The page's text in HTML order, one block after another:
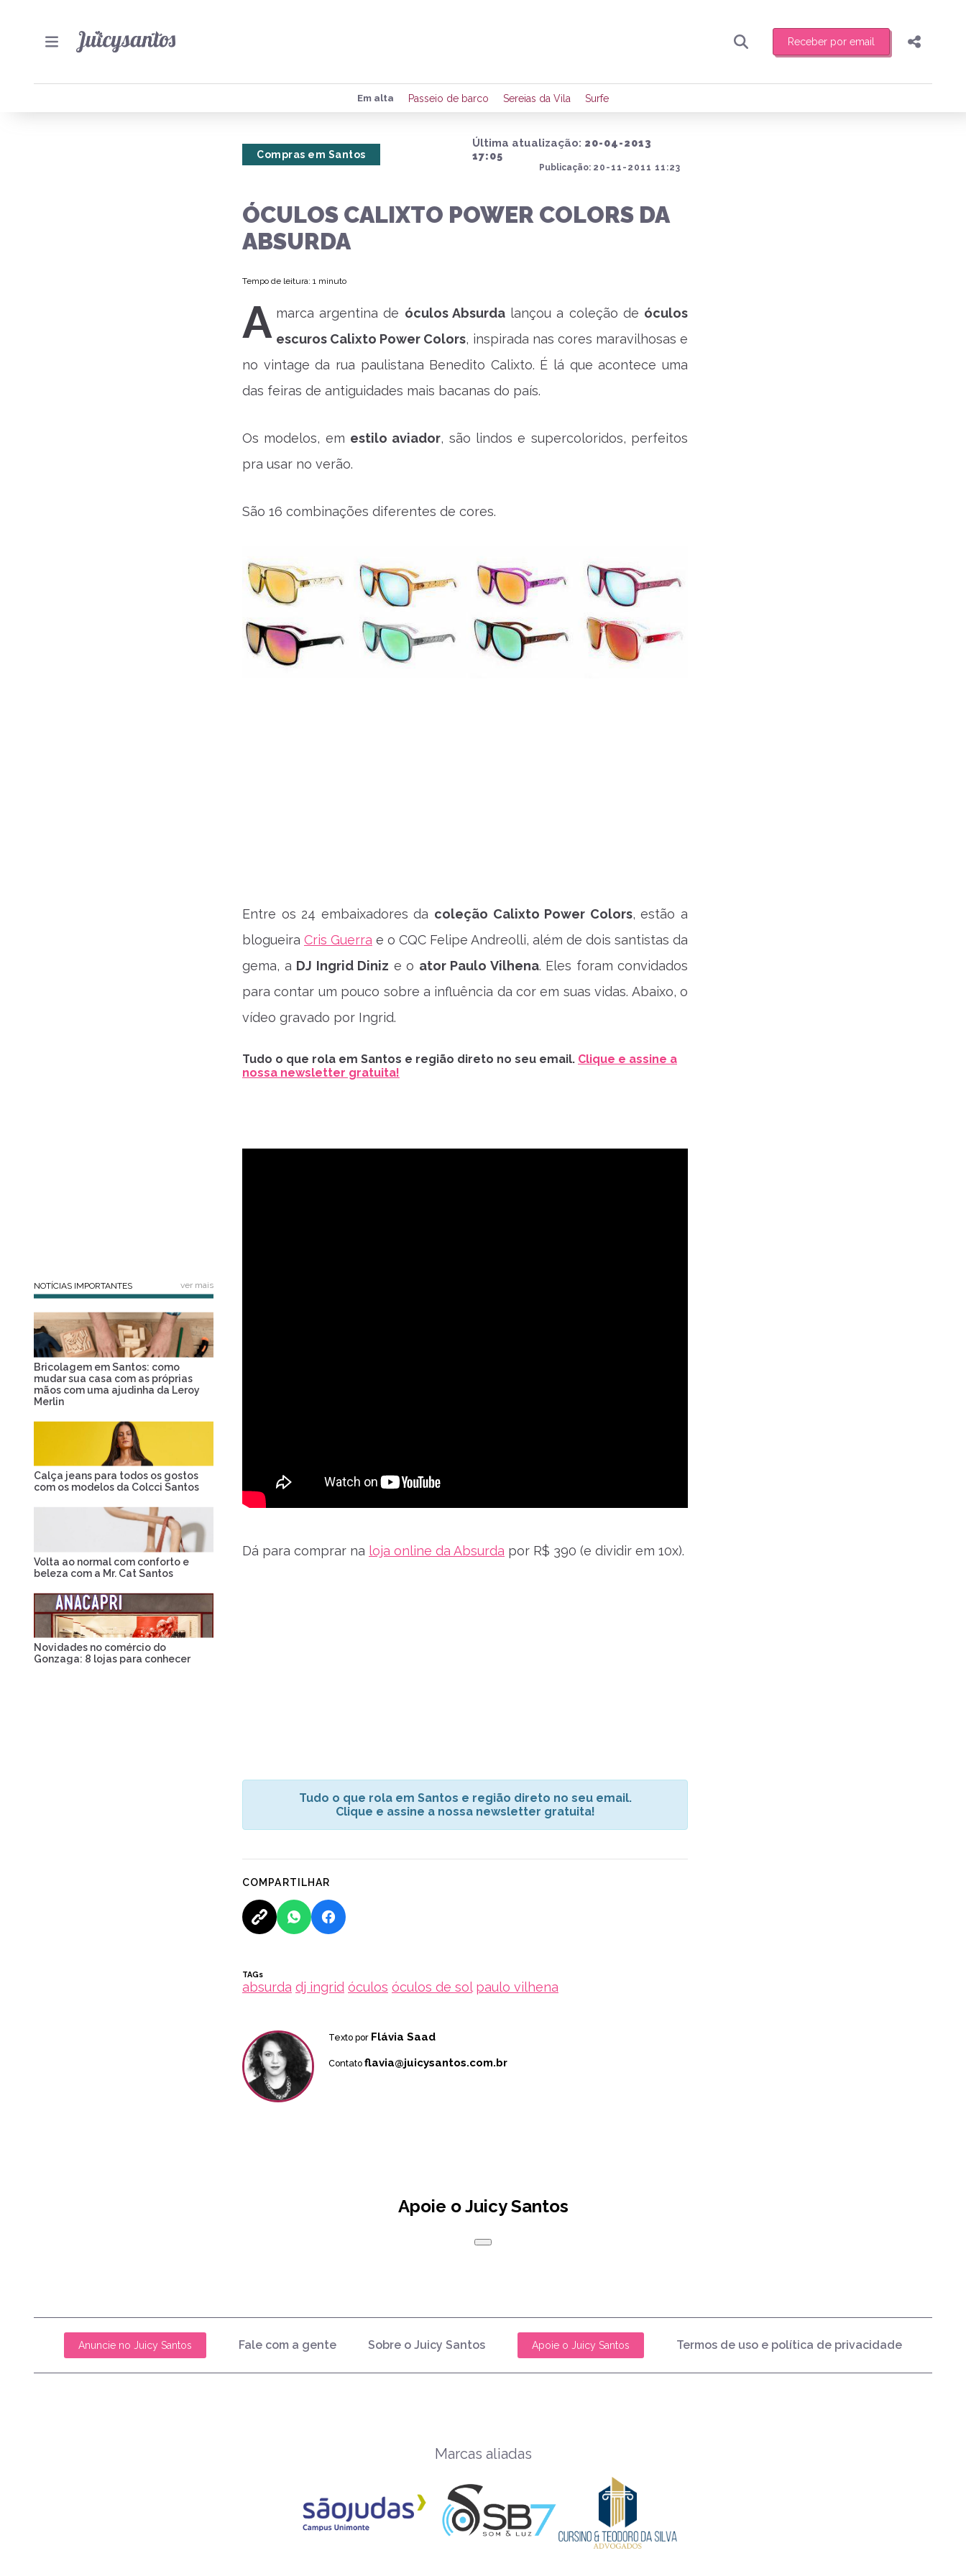
Receber por email
Preencha seus dados para receber toda sexta-feira de manhã o resumo
de eventos e notícias da região.
Compartilhar
Em alta Passeio de barco Sereias da Vila Surfe
Última atualização: 20-04-2013
17:05
Publicação: 20-11-2011 11:23
Compras em Santos
ÓCULOS CALIXTO POWER COLORS DA
ABSURDA
Tempo de leitura: 1 minuto
A marca argentina de óculos Absurdalançou a coleção de óculos
escuros Calixto Power Colors, inspirada nas cores maravilhosas e
no vintage da rua paulistana Benedito Calixto. É lá que acontece uma
das feiras de antiguidades mais bacanas do país.
Os modelos, em estilo aviador, são lindos e supercoloridos, perfeitos
pra usar no verão.
São 16 combinações diferentes de cores.
Entre os 24 embaixadores da coleção Calixto Power Colors, estão a
blogueira Cris Guerra e o CQC Felipe Andreolli, além de dois santistas da
gema, a DJ Ingrid Diniz e o ator Paulo Vilhena. Eles foram convidados
para contar um pouco sobre a influência da cor em suas vidas. Abaixo, o
vídeo gravado por Ingrid.
Tudo o que rola em Santos e região direto no seu email. Clique e assine a
nossa newsletter gratuita!
Dá para comprar na loja online da Absurda por R$ 390 (e dividir em 10x).
Tudo o que rola em Santos e região direto no seu email.
Clique e assine a nossa newsletter gratuita!
COMPARTILHAR
TAGs
absurda dj ingrid óculos óculos de sol paulo vilhena
Texto por Flávia Saad
Contato flavia@juicysantos.com.br
NOTÍCIAS IMPORTANTES ver mais
Bricolagem em Santos: como
mudar sua casa com as próprias
mãos com uma ajudinha da Leroy
Merlin
Calça jeans para todos os gostos
com os modelos da Colcci Santos
Volta ao normal com conforto e
beleza com a Mr. Cat Santos
Novidades no comércio do
Gonzaga: 8 lojas para conhecer
Apoie o Juicy Santos
Anuncie no Juicy Santos Fale com a gente Sobre o Juicy Santos Apoie o Juicy Santos Termos de uso e política de privacidade
Marcas aliadas